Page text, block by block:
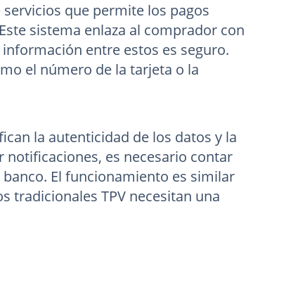
que permite los pagos
sistema enlaza al comprador con
entre estos es seguro.
el número de la tarjeta o la
la autenticidad de los datos y la
es necesario contar
El funcionamiento es similar
tradicionales TPV necesitan una